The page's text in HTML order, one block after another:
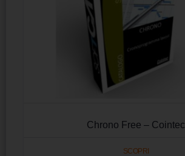
Chrono Free – Cointec
SCOPRI